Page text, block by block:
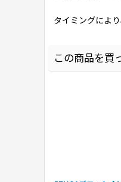
タイミングによ
この商品を買